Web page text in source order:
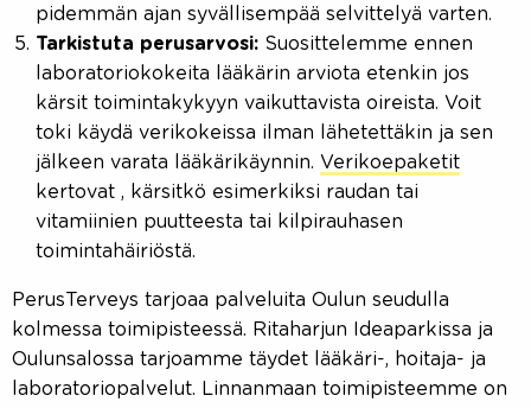
pidemmän ajan syvällisempää selvittelyä varten.
Tarkistuta perusarvosi: Suosittelemme ennen
laboratoriokokeita lääkärin arviota etenkin jos
kärsit toimintakykyyn vaikuttavista oireista. Voit
toki käydä verikokeissa ilman lähetettäkin ja sen
jälkeen varata lääkärikäynnin. Verikoepaketit
kertovat , kärsitkö esimerkiksi raudan tai
vitamiinien puutteesta tai kilpirauhasen
toimintahäiriöstä.
PerusTerveys tarjoaa palveluita Oulun seudulla
kolmessa toimipisteessä. Ritaharjun Ideaparkissa ja
Oulunsalossa tarjoamme täydet lääkäri-, hoitaja- ja
laboratoriopalvelut. Linnanmaan toimipisteemme on